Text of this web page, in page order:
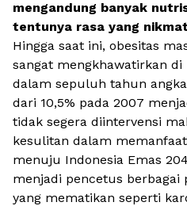
mengandung banyak
tentunya rasa yang
Hingga saat ini, obesitas
sangat mengkhawatirkan di
dalam sepuluh tahun
dari 10,5% pada 2007
tidak segera diintervensi
kesulitan dalam
menuju Indonesia Emas
menjadi pencetus
yang mematikan seperti